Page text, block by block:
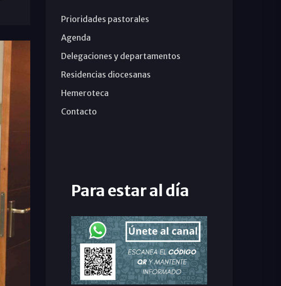
Prioridades pastorales
Agenda
Delegaciones y departamentos
Residencias diocesanas
Hemeroteca
Contacto
Para estar al día